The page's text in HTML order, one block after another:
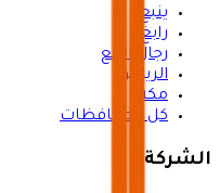
ينبع
رابغ
رجال المع
الرياض
مكة
كل المحافظات
الشركة